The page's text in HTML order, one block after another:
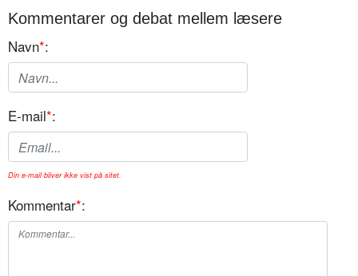
Kommentarer og debat mellem læsere
Navn*:
E-mail*:
Din e-mail bliver ikke vist på sitet.
Kommentar*: